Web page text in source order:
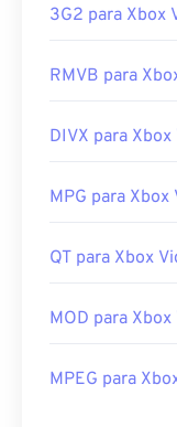
https://
3G2 para Xbox
RMVB para
DIVX para Xbox
MPG para Xbox
QT para Xbox
MOD para Xbox
MPEG para